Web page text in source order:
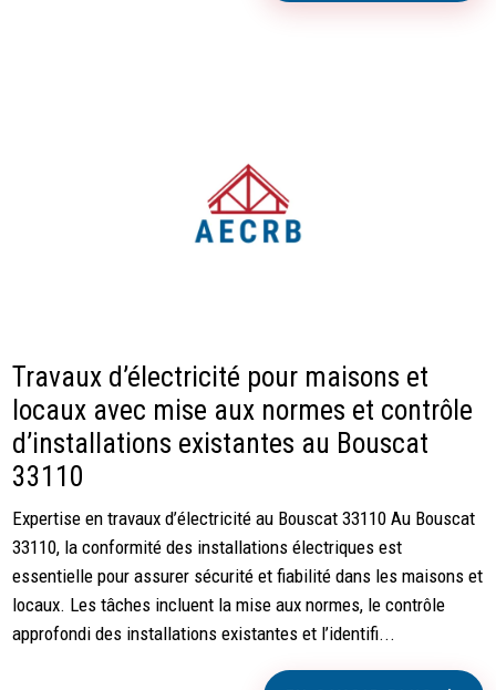
Travaux d’électricité pour maisons et
locaux avec mise aux normes et contrôle
d’installations existantes au Bouscat
33110
Expertise en travaux d’électricité au Bouscat 33110 Au Bouscat
33110, la conformité des installations électriques est
essentielle pour assurer sécurité et fiabilité dans les maisons et
locaux. Les tâches incluent la mise aux normes, le contrôle
approfondi des installations existantes et l’identifi...